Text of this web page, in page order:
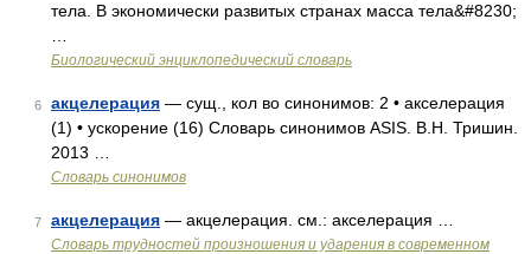
тела. В экономически развитых странах масса тела&#8230;
Биологический энциклопедический словарь
6 акцелерация — сущ., кол во синонимов: 2 • акселерация
(1) • ускорение (16) Словарь синонимов ASIS. В.Н. Тришин.
2013 …
Словарь синонимов
7 акцелерация — акцелерация. см.: акселерация …
Словарь трудностей произношения и ударения в современном